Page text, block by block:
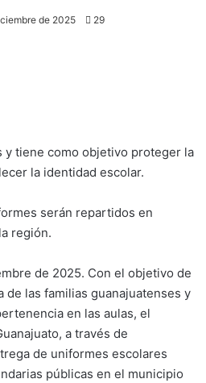
de 2025 29
y tiene como objetivo proteger la
la identidad escolar.
serán repartidos en
región.
de 2025. Con el objetivo de
de las familias guanajuatenses y
en las aulas, el
a través de
de uniformes escolares
públicas en el municipio